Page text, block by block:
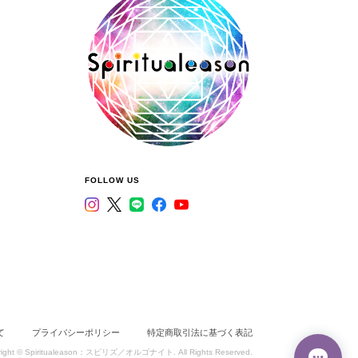
FOLLOW US
プライバシーポリシー 特定商取引法に基づく表記
© Spiritualeason：スピリズ／オルゴナイト. All Rights Reserved.